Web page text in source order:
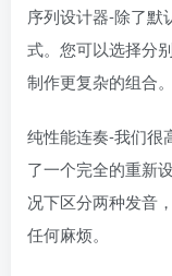
序列设计器-除了默
式。您可以选择分
制作更复杂的组合。
纯性能连奏-我们很
了一个完全的重新
况下区分两种发音
任何麻烦。